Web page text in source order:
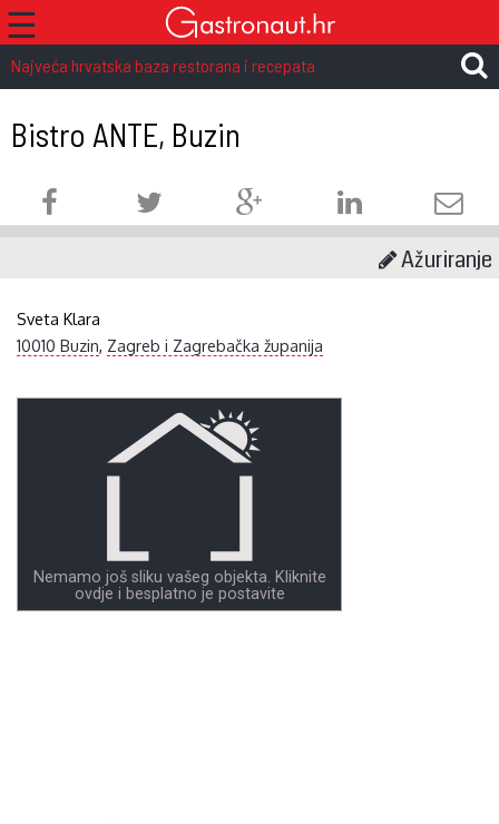
☰
Najveća hrvatska baza restorana i recepata
Bistro ANTE, Buzin
Ažuriranje
Sveta Klara
10010 Buzin, Zagreb i Zagrebačka županija
Nemamo još sliku vašeg objekta. Kliknite
ovdje i besplatno je postavite